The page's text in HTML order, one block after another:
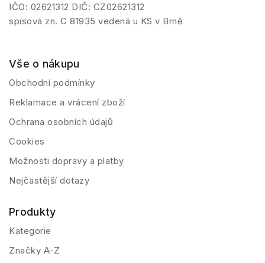
IČO: 02621312 DIČ: CZ02621312
spisová zn. C 81935 vedená u KS v Brně
Vše o nákupu
Obchodní podmínky
Reklamace a vrácení zboží
Ochrana osobních údajů
Cookies
Možnosti dopravy a platby
Nejčastější dotazy
Produkty
Kategorie
Značky A-Z